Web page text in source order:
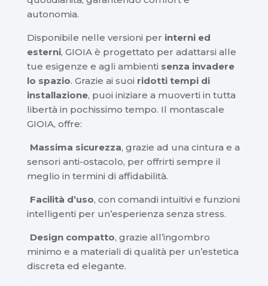
autonomia.
Disponibile nelle versioni per interni ed
esterni, GIOIA è progettato per adattarsi alle
tue esigenze e agli ambienti senza invadere
lo spazio. Grazie ai suoi ridotti tempi di
installazione, puoi iniziare a muoverti in tutta
libertà in pochissimo tempo. Il montascale
GIOIA, offre:
Massima sicurezza, grazie ad una cintura e a
sensori anti-ostacolo, per offrirti sempre il
meglio in termini di affidabilità.
Facilità d’uso, con comandi intuitivi e funzioni
intelligenti per un’esperienza senza stress.
Design compatto, grazie all’ingombro
minimo e a materiali di qualità per un’estetica
discreta ed elegante.